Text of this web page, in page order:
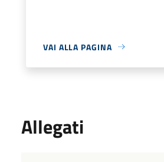
VAI ALLA PAGINA
Allegati